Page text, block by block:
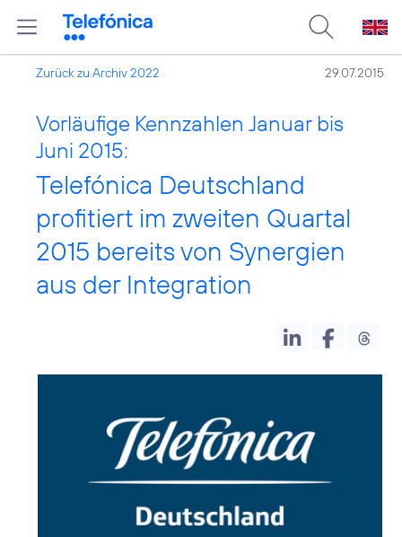
Zurück zu Archiv 2022 29.07.2015
Vorläufige Kennzahlen Januar bis
Juni 2015:
Telefónica Deutschland
profitiert im zweiten Quartal
2015 bereits von Synergien
aus der Integration